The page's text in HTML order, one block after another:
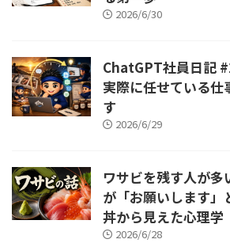
2026/6/30
ChatGPT社員日記
実際に任せている仕
す
2026/6/29
ワサビを残す人が多
が「お願いします」
丼から見えた心理学
2026/6/28